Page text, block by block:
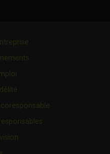
dans une nouvelle